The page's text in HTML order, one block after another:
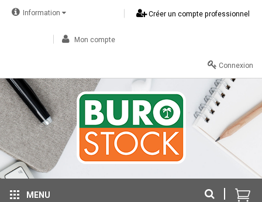
Information Créer un compte professionnel
Mon compte
Connexion
MENU